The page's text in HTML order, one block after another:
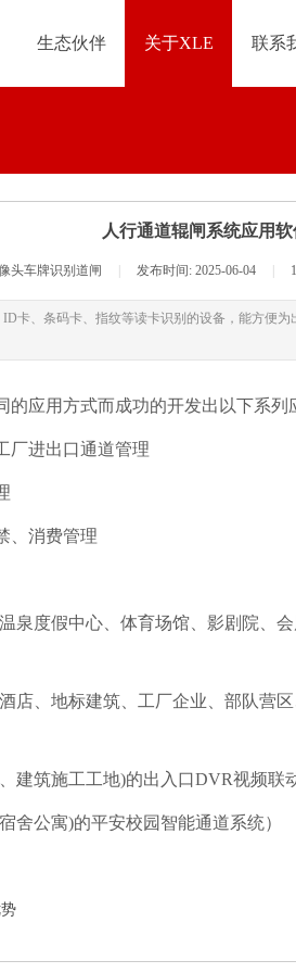
生态伙伴 关于XLE 联系
人行通道辊闸系统应用
头车牌识别道闸 发布时间: 2025-06-04
卡、条码卡、指纹等读卡识别的设备，能方便
的应用方式而成功的开发出以下系列
厂进出口通道管理
、消费管理
泉度假中心、体育场馆、影剧院、
店、地标建筑、工厂企业、部队营
建筑施工工地)的出入口DVR视频联
舍公寓)的平安校园智能通道系统）